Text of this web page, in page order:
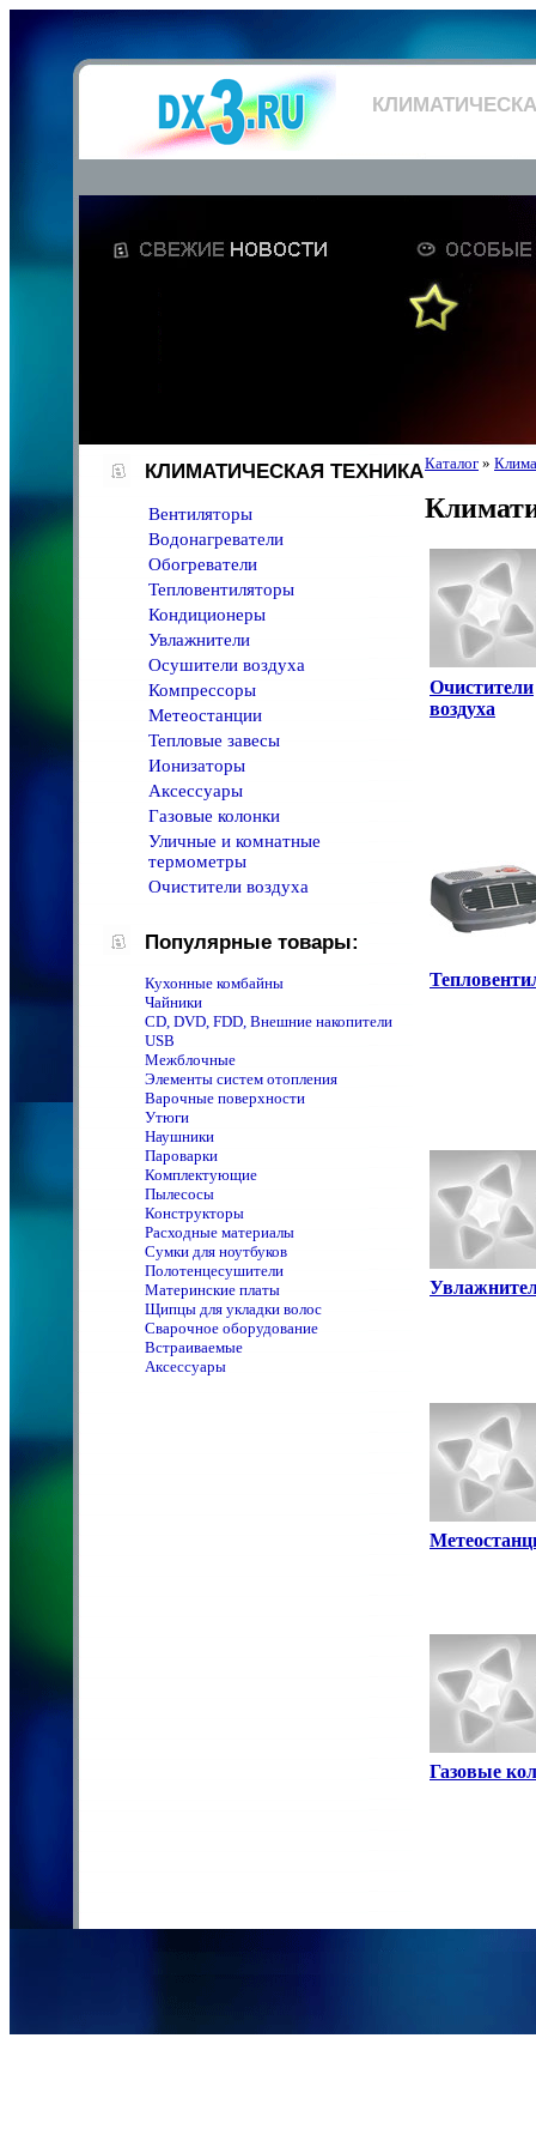
КЛИМАТИЧЕСКАЯ ТЕХНИКА
Вентиляторы
Водонагреватели
Обогреватели
Тепловентиляторы
Кондиционеры
Увлажнители
Осушители воздуха
Компрессоры
Метеостанции
Тепловые завесы
Ионизаторы
Аксессуары
Газовые колонки
Уличные и комнатные
термометры
Очистители воздуха
Популярные товары:
Кухонные комбайны
Чайники
CD, DVD, FDD, Внешние накопители
USB
Межблочные
Элементы систем отопления
Варочные поверхности
Утюги
Наушники
Пароварки
Комплектующие
Пылесосы
Конструкторы
Расходные материалы
Сумки для ноутбуков
Полотенцeсушители
Материнские платы
Щипцы для укладки волос
Сварочное оборудование
Встраиваемые
Аксессуары
Каталог »
Очистители
воздуха
Газовые